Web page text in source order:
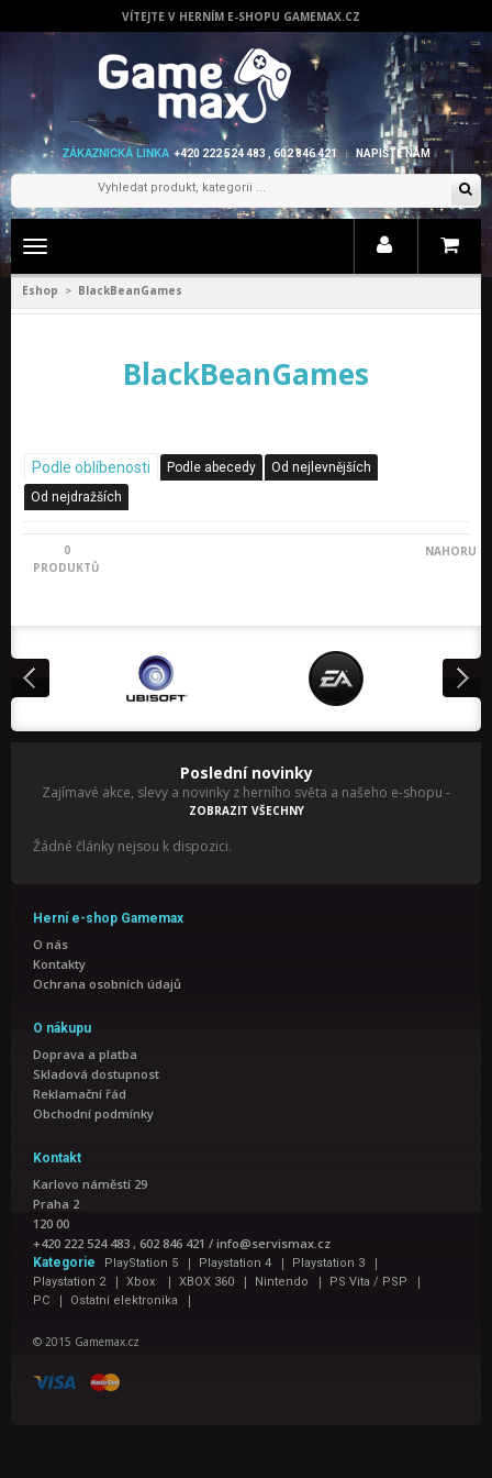
VÍTEJTE V HERNÍM E-SHOPU GAMEMAX.CZ
ZÁKAZNICKÁ LINKA +420 222 524 483 , 602 846 421 NAPIŠTE NÁM
Zobrazit
Eshop > BlackBeanGames
BlackBeanGames
Podle oblíbenosti Podle abecedy
Od nejlevnějších
Od nejdražších
0
PRODUKTŮ
NAHORU
Poslední novinky
Zajímavé akce, slevy a novinky z herního světa a našeho e-shopu -
ZOBRAZIT VŠECHNY
Žádné články nejsou k dispozici.
Herní e-shop Gamemax
O nás
Kontakty
Ochrana osobních údajů
O nákupu
Doprava a platba
Skladová dostupnost
Reklamační řád
Obchodní podmínky
Kontakt
Karlovo náměstí 29
Praha 2
120 00
+420 222 524 483 , 602 846 421 / info@servismax.cz
Kategorie PlayStation 5 | Playstation 4 | Playstation 3 |
Playstation 2 | Xbox | XBOX 360 | Nintendo | PS Vita / PSP |
PC | Ostatní elektronika |
© 2015 Gamemax.cz